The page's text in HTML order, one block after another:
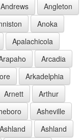
Andrews
Angleton
Anoka
Apalachicola
Arcadia
Arkadelphia
Arnett
Arthur
Asheville
Ashland
Ashland